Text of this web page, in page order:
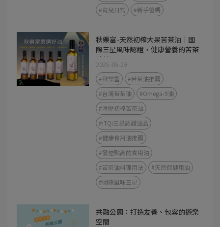
#育兒日常
#新手爸媽
秋樂富-天然初榨大果苦茶油｜國
際三星風味認證，健康營養的苦茶
油首選
2025-05-29
#秋樂富
#苦茶油推薦
#台灣苦茶油
#Omega-9油
#冷壓初榨苦茶油
#iTQi三星認證油品
#健康食用油推薦
#發煙點高的食用油
#苦茶油料理用法
#天然保健用油
#國際風味三星
共融公園：打造友善、包容的遊樂
空間